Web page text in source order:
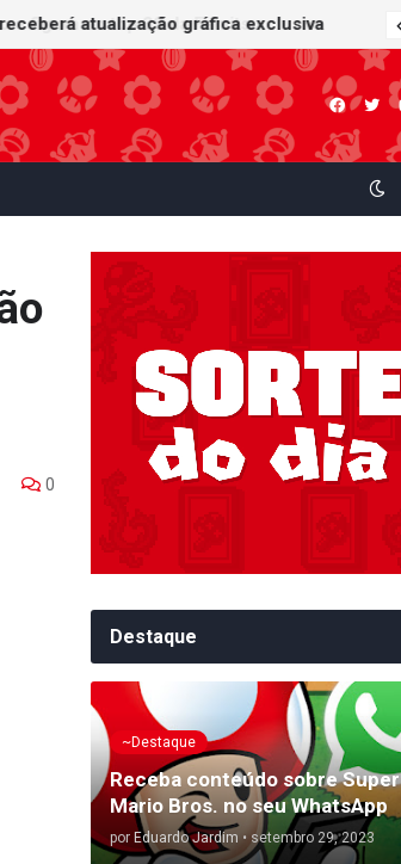
atualização gráfica exclusiva
0
Destaque
~Destaque
Receba conteúdo sobre Super
Mario Bros. no seu WhatsApp
por Eduardo Jardim • setembro 29, 2023